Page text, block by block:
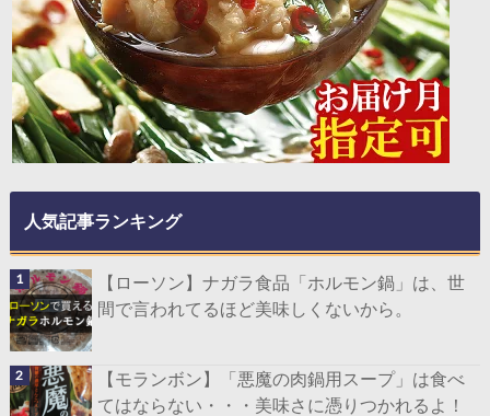
人気記事ランキング
【ローソン】ナガラ食品「ホルモン鍋」は、世
間で言われてるほど美味しくないから。
【モランボン】「悪魔の肉鍋用スープ」は食べ
てはならない・・・美味さに憑りつかれるよ！